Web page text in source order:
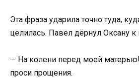
Эта фраза ударила точно туда,
целилась. Павел дёрнул Оксану к
— На колени перед моей
проси прощения.